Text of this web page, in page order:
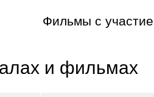
Фильмы с
и фильмах